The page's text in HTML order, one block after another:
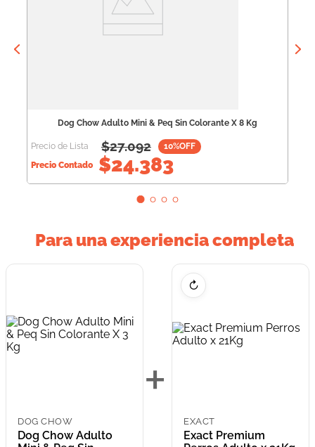
Dog Chow Adulto Mini & Peq Sin Colorante X 8 Kg
Precio de Lista $27.092 10%OFF
Precio Contado
$24.383
Para una experiencia completa
DOG CHOW
Dog Chow Adulto
+
↻
EXACT
Exact Premium